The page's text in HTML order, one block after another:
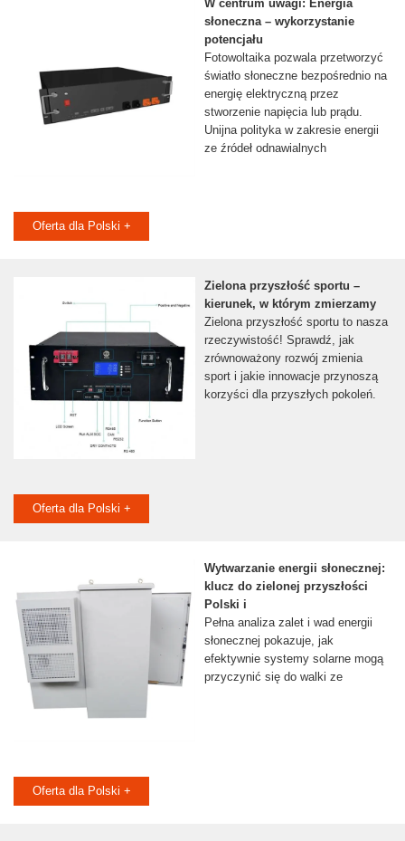
W centrum uwagi: Energia
słoneczna – wykorzystanie
potencjału
Fotowoltaika pozwala przetworzyć
światło słoneczne bezpośrednio na
energię elektryczną przez
stworzenie napięcia lub prądu.
Unijna polityka w zakresie energii
ze źródeł odnawialnych
Oferta dla Polski +
Zielona przyszłość sportu –
kierunek, w którym zmierzamy
Zielona przyszłość sportu to nasza
rzeczywistość! Sprawdź, jak
zrównoważony rozwój zmienia
sport i jakie innowacje przynoszą
korzyści dla przyszłych pokoleń.
Oferta dla Polski +
Wytwarzanie energii słonecznej:
klucz do zielonej przyszłości
Polski i
Pełna analiza zalet i wad energii
słonecznej pokazuje, jak
efektywnie systemy solarne mogą
przyczynić się do walki ze
Oferta dla Polski +